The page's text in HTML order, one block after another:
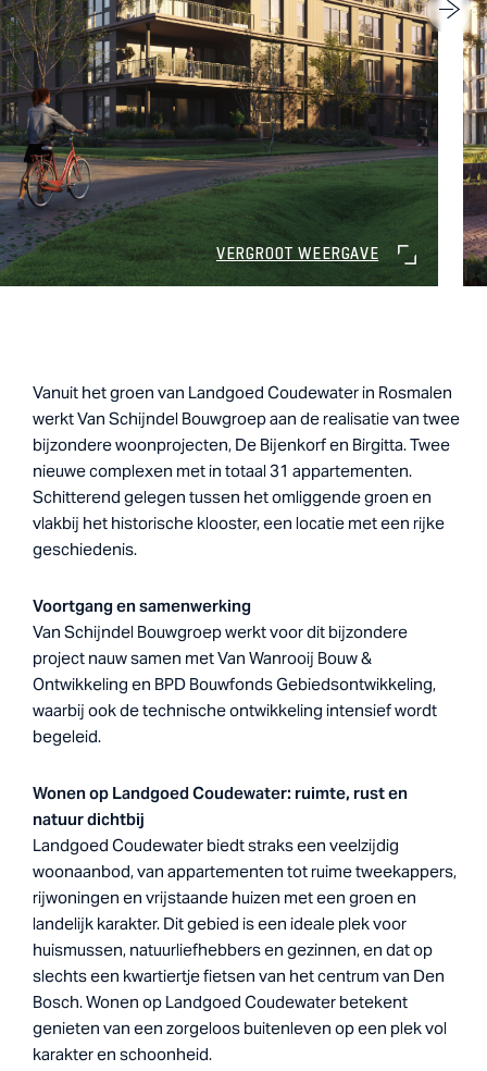
VERGROOT WEERGAVE
Vanuit het groen van Landgoed Coudewater in Rosmalen
werkt Van Schijndel Bouwgroep aan de realisatie van twee
bijzondere woonprojecten, De Bijenkorf en Birgitta. Twee
nieuwe complexen met in totaal 31 appartementen.
Schitterend gelegen tussen het omliggende groen en
vlakbij het historische klooster, een locatie met een rijke
geschiedenis.
Voortgang en samenwerking
Van Schijndel Bouwgroep werkt voor dit bijzondere
project nauw samen met Van Wanrooij Bouw &
Ontwikkeling en BPD Bouwfonds Gebiedsontwikkeling,
waarbij ook de technische ontwikkeling intensief wordt
begeleid.
Wonen op Landgoed Coudewater: ruimte, rust en
natuur dichtbij
Landgoed Coudewater biedt straks een veelzijdig
woonaanbod, van appartementen tot ruime tweekappers,
rijwoningen en vrijstaande huizen met een groen en
landelijk karakter. Dit gebied is een ideale plek voor
huismussen, natuurliefhebbers en gezinnen, en dat op
slechts een kwartiertje fietsen van het centrum van Den
Bosch. Wonen op Landgoed Coudewater betekent
genieten van een zorgeloos buitenleven op een plek vol
karakter en schoonheid.